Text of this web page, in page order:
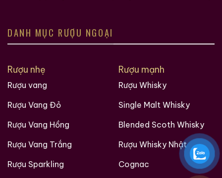
Oak 1997
28.680.000
Zalo
Oak 1996
700ml / 43%
28.880.000₫
Zalo Hotline
DANH MỤC RƯỢU NGOẠI
Rượu nhẹ
Rượu vang
Rượu Vang Đỏ
Rượu Vang Hồng
Rượu Vang Trắng
Rượu Sparkling
Rượu mạnh
Rượu Whisky
Single Malt Whisky
Blended Scoth Whisky
Rượu Whisky Nhật
Cognac